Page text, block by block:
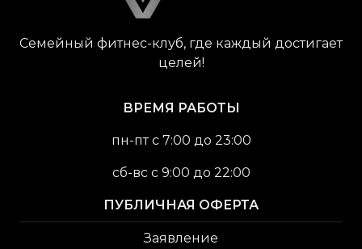
Семейный фитнес-клуб, где каждый достигает
целей!
ВРЕМЯ РАБОТЫ
пн-пт с 7:00 до 23:00
сб-вс c 9:00 до 22:00
ПУБЛИЧНАЯ ОФЕРТА
Заявление